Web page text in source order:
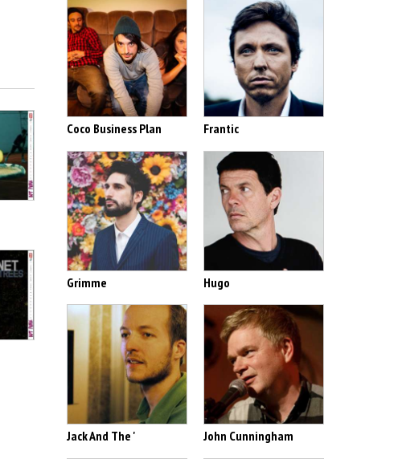
Coco Business Plan Frantic
Grimme Hugo
Jack And The ' John Cunningham